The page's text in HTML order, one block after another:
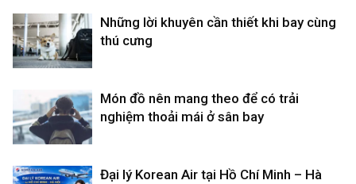
Những lời khuyên cần thiết khi bay cùng
thú cưng
Món đồ nên mang theo để có trải
nghiệm thoải mái ở sân bay
Đại lý Korean Air tại Hồ Chí Minh – Hà